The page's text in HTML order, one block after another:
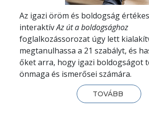
Az igazi öröm és boldogság
interaktívAz út a boldogsághoz
foglalkozássorozat úgy lett
megtanulhassa a 21 szabályt, és
őket arra, hogy igazi boldogságot
önmaga és ismerősei számára.
TOVÁBB